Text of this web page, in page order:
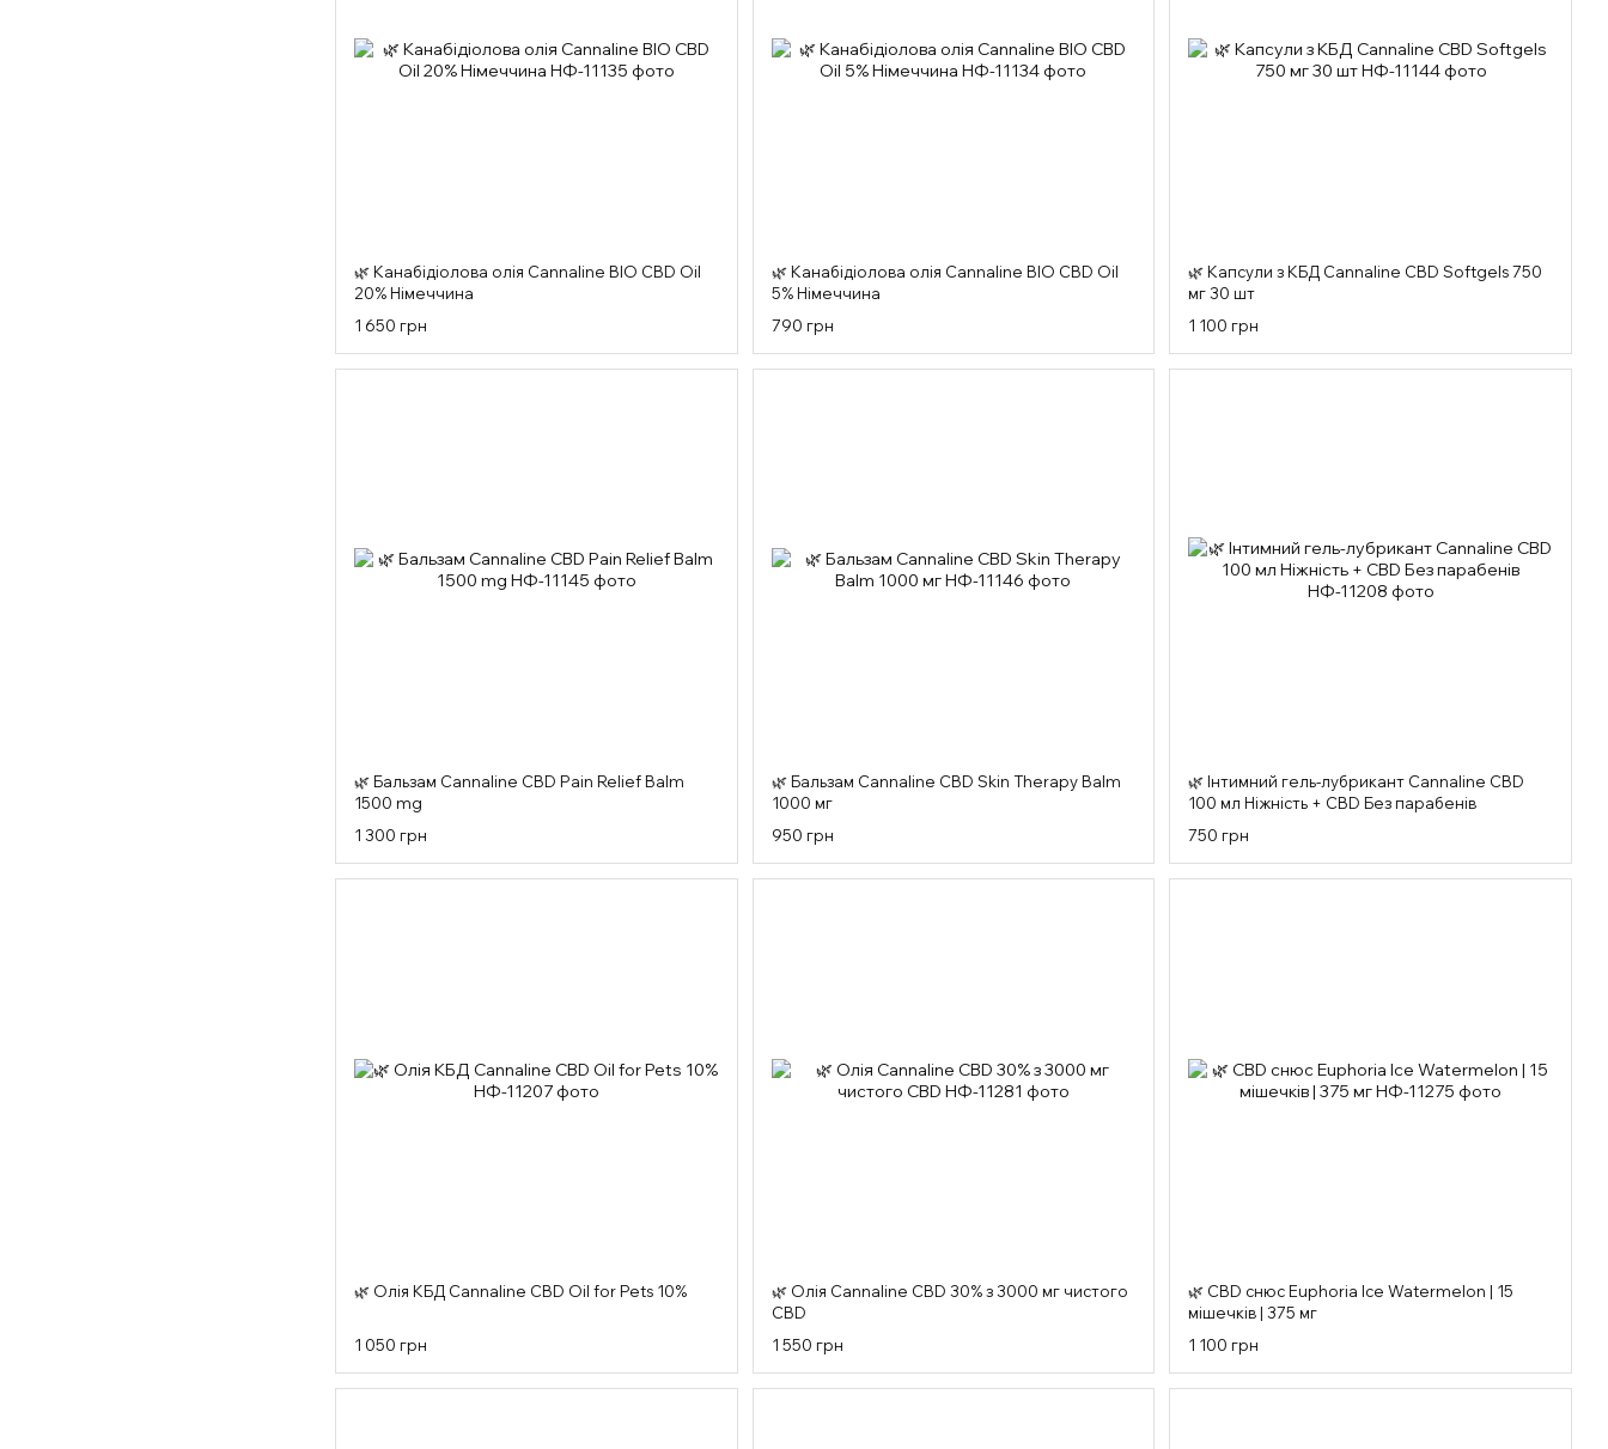
🌿 Канабідіолова олія Cannaline BIO CBD Oil
20% Німеччина
1 650 грн
🌿 Канабідіолова олія Cannaline BIO CBD Oil
5% Німеччина
790 грн
🌿 Капсули з КБД Cannaline CBD Softgels 750
мг 30 шт
1 100 грн
🌿 Бальзам Cannaline CBD Pain Relief Balm
1500 mg
1 300 грн
🌿 Бальзам Cannaline CBD Skin Therapy Balm
1000 мг
950 грн
🌿 Інтимний гель-лубрикант Cannaline CBD
100 мл Ніжність + CBD Без парабенів
750 грн
🌿 Олія КБД Cannaline CBD Oil for Pets 10%
1 050 грн
🌿 Олія Cannaline CBD 30% з 3000 мг чистого
CBD
1 550 грн
🌿 CBD снюс Euphoria Ice Watermelon | 15
мішечків | 375 мг
1 100 грн